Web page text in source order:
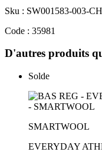
Sku : SW001583-003-CH
Code : 35981
D'autres produits
Solde
SMARTWOOL
EVERYDAY